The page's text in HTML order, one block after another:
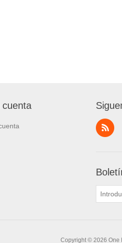
cuenta
Copyright © 2026 One